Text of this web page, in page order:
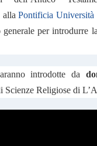
allaPontificia Università
per introdurre
introdotte da
Scienze Religiose di